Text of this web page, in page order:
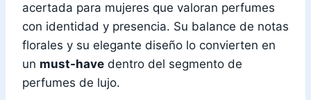
acertada para mujeres que valoran perfumes
con identidad y presencia. Su balance de notas
florales y su elegante diseño lo convierten en
un must-have dentro del segmento de
perfumes de lujo.